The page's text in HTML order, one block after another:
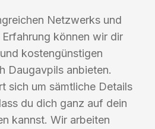
Netzwerks und
können wir dir
kostengünstigen
Daugavpils anbieten.
sich um sämtliche Details
du dich ganz auf dein
kannst. Wir arbeiten